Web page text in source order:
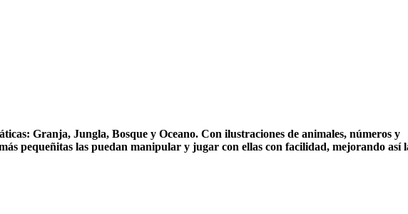
Granja, Jungla, Bosque y Oceano. Con ilustraciones de animales, números y
pequeñitas las puedan manipular y jugar con ellas con facilidad, mejorando así